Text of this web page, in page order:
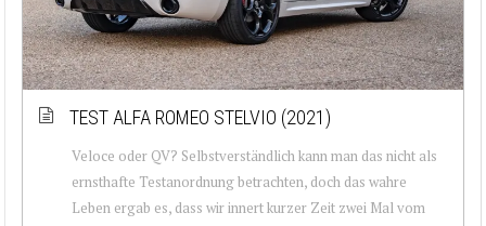
TEST ALFA ROMEO STELVIO (2021)
Veloce oder QV? Selbstverständlich kann man das nicht als
ernsthafte Testanordnung betrachten, doch das wahre
Leben ergab es, dass wir innert kurzer Zeit zwei Mal vom